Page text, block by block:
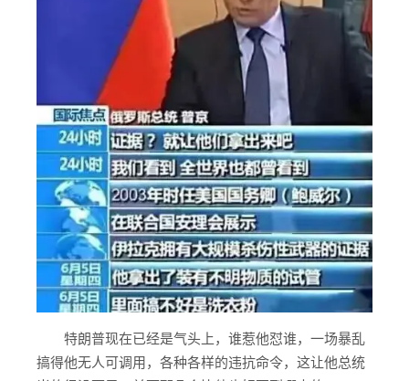
特朗普现在已经是气头上，谁惹他怼谁，一场暴乱
搞得他无人可调用，各种各样的违抗命令，这让他总统